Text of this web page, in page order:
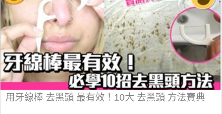
用牙線棒 去黑頭 最有效！10大 去黑頭 方法寶典